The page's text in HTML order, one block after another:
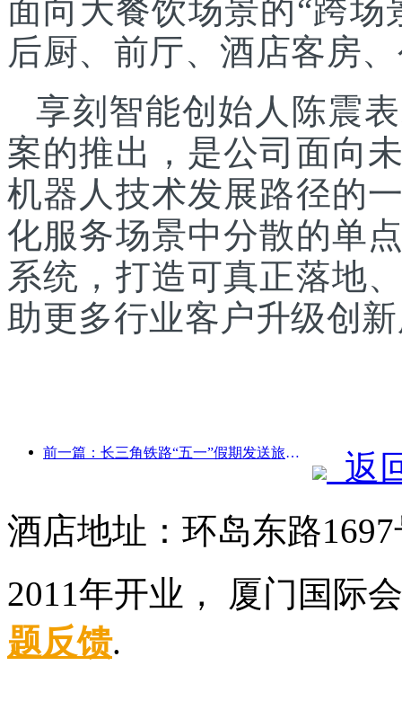
面向大餐饮场景的“跨
后厨、前厅、酒店客房
享刻智能创始人陈震
案的推出，是公司面向
机器人技术发展路径的
化服务场景中分散的单
系统，打造可真正落地
助更多行业客户升级创
前一篇：长三角铁路“五一”假期发送旅客超2138万人次
返
酒店地址：环岛东路
2011年开业， 厦门国
题反馈.